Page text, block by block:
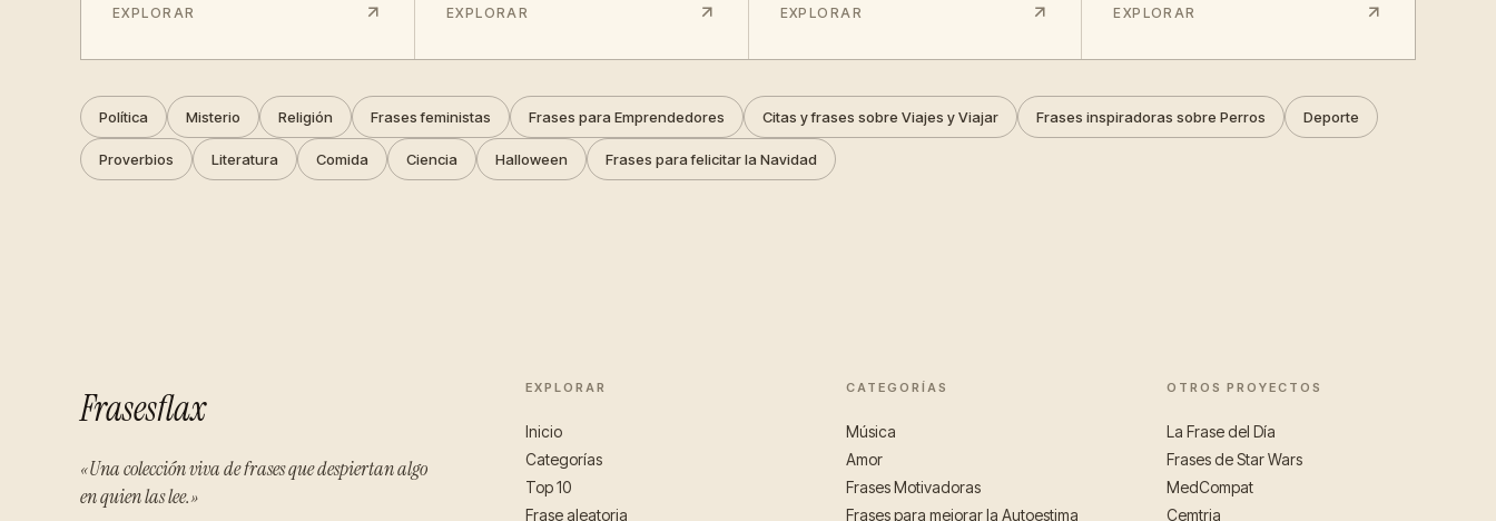
EXPLORAR EXPLORAR EXPLORAR EXPLORAR
Política Misterio Religión Frases feministas Frases para Emprendedores Citas y frases sobre Viajes y Viajar Frases inspiradoras sobre Perros Deporte
Proverbios Literatura Comida Ciencia Halloween Frases para felicitar la Navidad
Frasesflax
«Una colección viva de frases que despiertan algo
en quien las lee.»
EXPLORAR
Inicio
Categorías
Top 10
Frase aleatoria
CATEGORÍAS
Música
Amor
Frases Motivadoras
Frases para mejorar la Autoestima
OTROS PROYECTOS
La Frase del Día
Frases de Star Wars
MedCompat
Cemtria